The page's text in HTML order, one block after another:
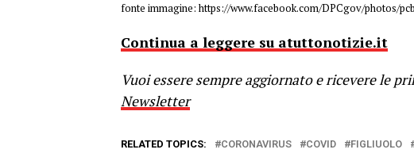
fonte immagine: https://www.facebook.com/DPCgov/photos/
Continua a leggere su atuttonotizie.it
Vuoi essere sempre aggiornato e ricevere le
Newsletter
RELATED TOPICS: CORONAVIRUS COVID FIGLIUOLO